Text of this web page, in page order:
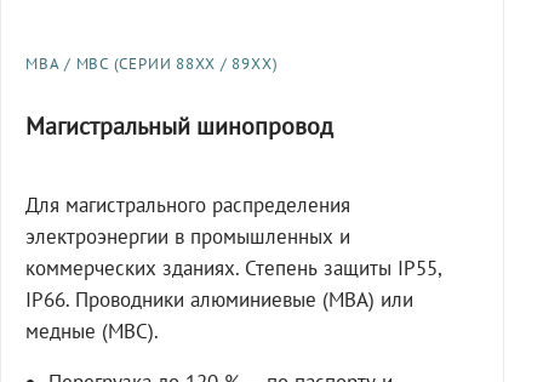
МВА / МВС (СЕРИИ 88XX / 89XX)
Магистральный шинопровод
Для магистрального распределения
электроэнергии в промышленных и
коммерческих зданиях. Степень защиты IP55,
IP66. Проводники алюминиевые (МВА) или
медные (МВС).